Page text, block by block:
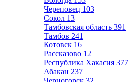
Череповец 103
Сокол 13
Тамбовская область 391
Тамбов 241
Котовск 16
Рассказово 12
Республика Хакасия 377
Абакан 237
Черногорск 32